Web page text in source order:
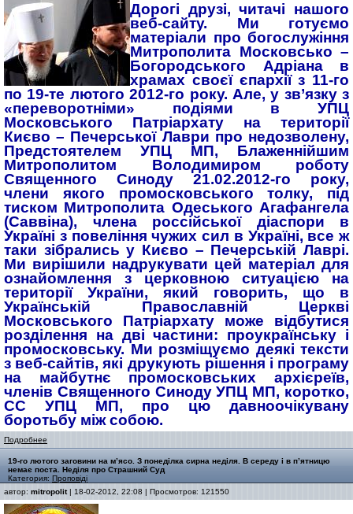
Дорогі друзі, читачі нашого
веб-сайту. Ми готуємо
матеріали про богослужіння
Митрополита Московсько –
Богородського Адріана в
храмах своєї єпархії з 11-го
по 19-те лютого 2012-го року. Але, у зв’язку з
«переворотніми» подіями в УПЦ
Московського Патріархату на території
Києво – Печерської Лаври про недозволену,
Предстоятелем УПЦ МП, Блаженнійшим
Митрополитом Володимиром роботу
Священного Синоду 21.02.2012-го року,
члени якого промосковського толку, під
тиском Митрополита Одеського Агафангела
(Саввіна), члена россійської діаспори в
Україні з повеління чужих сил в Україні, все ж
таки зібрались у Києво – Печерській Лаврі.
Ми вирішили надрукувати цей матеріал для
ознайомлення з церковною ситуацією на
території України, який говорить, що в
Українській Православній Церкві
Московського Патріархату може відбутися
розділення на дві частини: проукраїнську і
промосковську. Ми розміщуємо деякі тексти
з веб-сайтів, які друкують рішення і програму
на майбутнє промосковських архієреїв,
членів Священного Синоду УПЦ МП, коротко,
СС УПЦ МП, про цю давноочікувану
боротьбу між собою.
Подробнее
19-го лютого заговини на м’ясо. З понеділка сирна неділя. В середу і в п’ятницю
немає поста. Неділя про Страшний Суд
Категория: Проповіді
автор: mitropolit| 18-02-2012, 22:08 | Просмотров: 121550